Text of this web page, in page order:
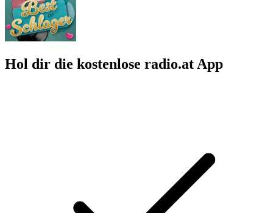
Hol dir die kostenlose radio.at App